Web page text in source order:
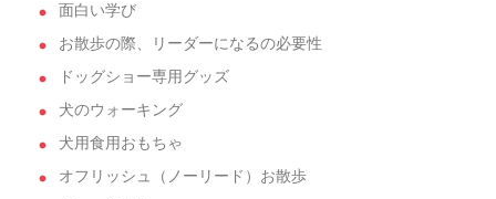
面白い学び
お散歩の際、リーダーになるの必要性
ドッグショー専用グッズ
犬のウォーキング
犬用食用おもちゃ
オフリッシュ（ノーリード）お散歩